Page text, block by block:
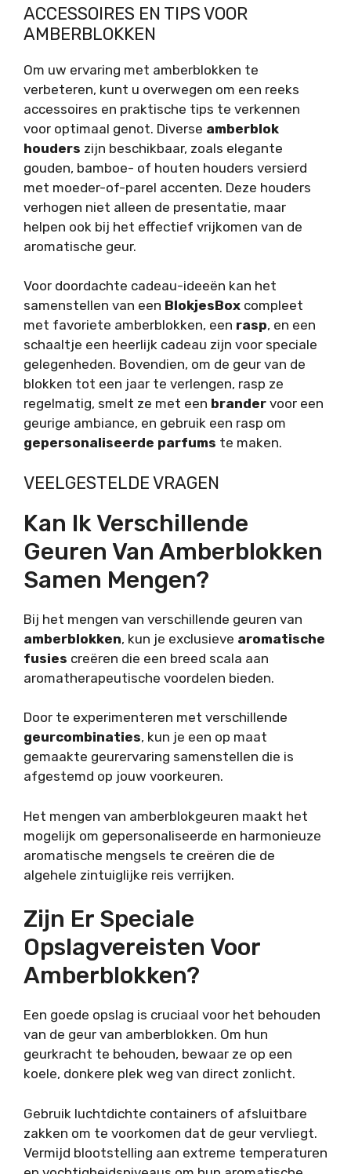
ACCESSOIRES EN TIPS VOOR
AMBERBLOKKEN
Om uw ervaring met amberblokken te
verbeteren, kunt u overwegen om een reeks
accessoires en praktische tips te verkennen
voor optimaal genot. Diverse amberblok
houders zijn beschikbaar, zoals elegante
gouden, bamboe- of houten houders versierd
met moeder-of-parel accenten. Deze houders
verhogen niet alleen de presentatie, maar
helpen ook bij het effectief vrijkomen van de
aromatische geur.
Voor doordachte cadeau-ideeën kan het
samenstellen van een BlokjesBox compleet
met favoriete amberblokken, een rasp, en een
schaaltje een heerlijk cadeau zijn voor speciale
gelegenheden. Bovendien, om de geur van de
blokken tot een jaar te verlengen, rasp ze
regelmatig, smelt ze met een brander voor een
geurige ambiance, en gebruik een rasp om
gepersonaliseerde parfums te maken.
VEELGESTELDE VRAGEN
Kan Ik Verschillende
Geuren Van Amberblokken
Samen Mengen?
Bij het mengen van verschillende geuren van
amberblokken, kun je exclusieve aromatische
fusies creëren die een breed scala aan
aromatherapeutische voordelen bieden.
Door te experimenteren met verschillende
geurcombinaties, kun je een op maat
gemaakte geurervaring samenstellen die is
afgestemd op jouw voorkeuren.
Het mengen van amberblokgeuren maakt het
mogelijk om gepersonaliseerde en harmonieuze
aromatische mengsels te creëren die de
algehele zintuiglijke reis verrijken.
Zijn Er Speciale
Opslagvereisten Voor
Amberblokken?
Een goede opslag is cruciaal voor het behouden
van de geur van amberblokken. Om hun
geurkracht te behouden, bewaar ze op een
koele, donkere plek weg van direct zonlicht.
Gebruik luchtdichte containers of afsluitbare
zakken om te voorkomen dat de geur vervliegt.
Vermijd blootstelling aan extreme temperaturen